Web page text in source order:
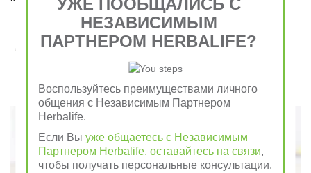
Завтрак съешь сам, обед раздели с другом, ужин
Говорили в древности
НЕЗАВИСИМЫМ
ПАРТНЕРОМ HERBALIFE?
Воспользуйтесь преимуществами личного
общения с Независимым Партнером
Herbalife.
Если Выуже общаетесь с Независимым
Партнером Herbalife, оставайтесь на связи,
чтобы получать персональные консультации.